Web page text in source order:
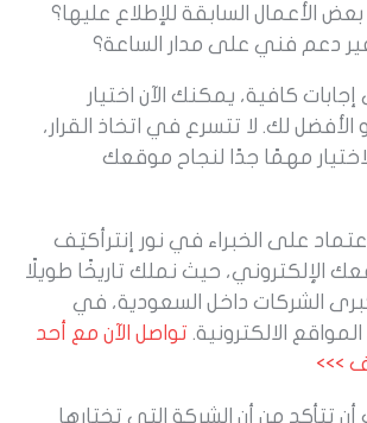
الأعمال السابقة للإطلاع عليها؟
دعم فني على مدار الساعة؟
كافية، يمكنك الآن اختيار
الأفضل لك. لا تتسرع في اتخاذ القرار،
مهمًا جدًا لنجاح موقعك
على الخبراء في نور إنترأكتِف
حيث نملك تاريخًا طويلًا
الشركات داخل السعودية، في
الالكترونية. تواصل الآن مع أحد
>>>
تتأكد من أن الشركة التي تختارها